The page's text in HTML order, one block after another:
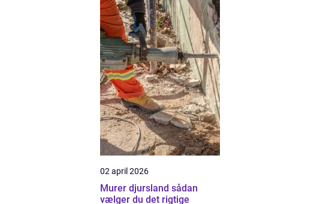
02 april 2026
Murer djursland sådan
vælger du det rigtige